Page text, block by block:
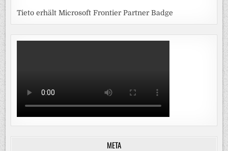
Tieto erhält Microsoft Frontier Partner Badge
META